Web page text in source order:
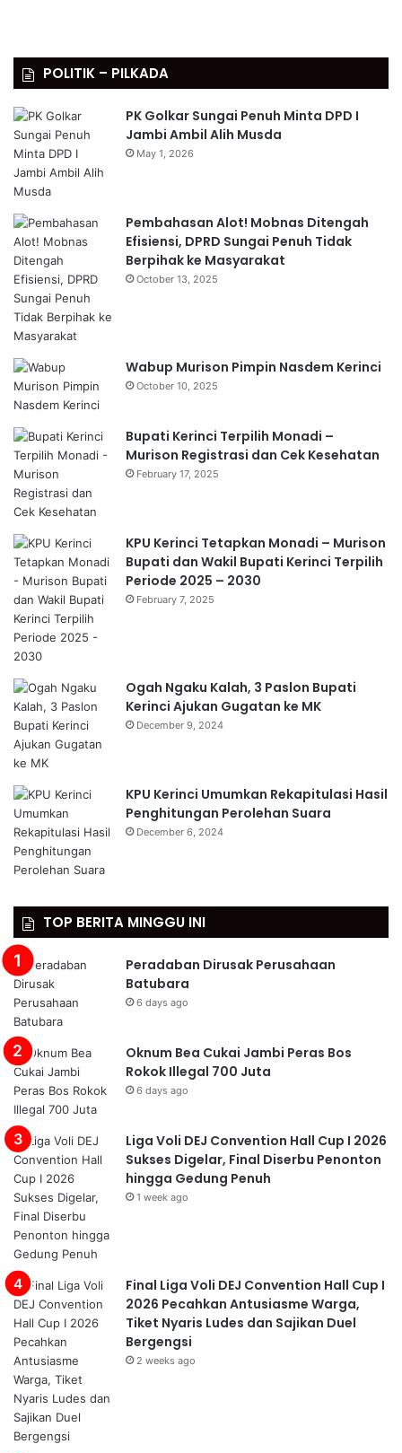
POLITIK – PILKADA
PK Golkar Sungai Penuh Minta DPD I
Jambi Ambil Alih Musda
May 1, 2026
Pembahasan Alot! Mobnas Ditengah
Efisiensi, DPRD Sungai Penuh Tidak
Berpihak ke Masyarakat
October 13, 2025
Wabup Murison Pimpin Nasdem Kerinci
October 10, 2025
Bupati Kerinci Terpilih Monadi –
Murison Registrasi dan Cek Kesehatan
February 17, 2025
KPU Kerinci Tetapkan Monadi – Murison
Bupati dan Wakil Bupati Kerinci Terpilih
Periode 2025 – 2030
February 7, 2025
Ogah Ngaku Kalah, 3 Paslon Bupati
Kerinci Ajukan Gugatan ke MK
December 9, 2024
KPU Kerinci Umumkan Rekapitulasi Hasil
Penghitungan Perolehan Suara
December 6, 2024
TOP BERITA MINGGU INI
Peradaban Dirusak Perusahaan
Batubara
6 days ago
Oknum Bea Cukai Jambi Peras Bos
Rokok Illegal 700 Juta
6 days ago
Liga Voli DEJ Convention Hall Cup I 2026
Sukses Digelar, Final Diserbu Penonton
hingga Gedung Penuh
1 week ago
Final Liga Voli DEJ Convention Hall Cup I
2026 Pecahkan Antusiasme Warga,
Tiket Nyaris Ludes dan Sajikan Duel
Bergengsi
2 weeks ago